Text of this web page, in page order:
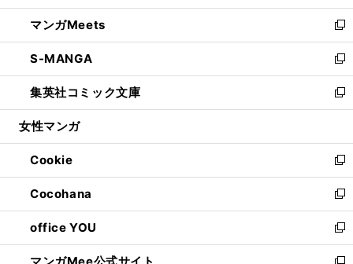
開
く
ウ
で
開
く
ン
ド
ウ
で
開
く
ウ
ィ
ン
ド
ウ
で
開
し
い
ウ
ィ
ン
ド
ウ
開
く
マンガMeets
新
し
い
ウ
ィ
ン
ウ
で
開
く
S-MANGA
新
し
い
ウ
ン
ド
ウ
で
開
く
集英社コミック文庫
新
し
ウ
ィ
ン
ド
ウ
で
開
く
女性マンガ
Cookie
新
し
い
ウ
ィ
ン
Cocohana
新
し
い
ウ
office YOU
新
し